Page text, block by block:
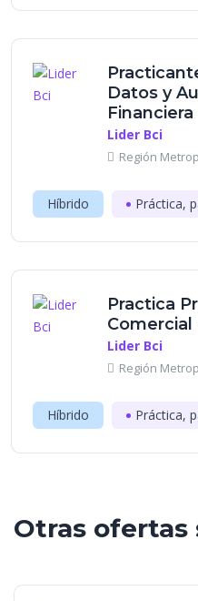
Datos y
Lider Bci
Región
Híbrido Práctica,
Practica
Comercial
Lider Bci
Región
Híbrido Práctica,
Otras ofertas